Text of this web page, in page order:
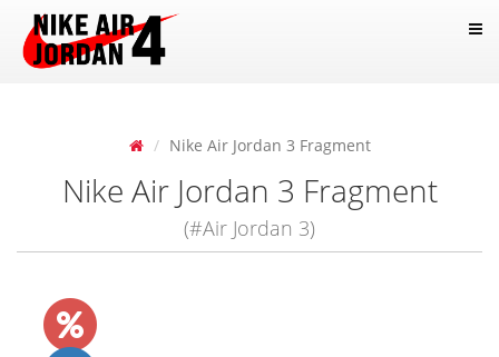
Nike Air Jordan 3 Fragment
Nike Air Jordan 3 Fragment
(#Air Jordan 3)